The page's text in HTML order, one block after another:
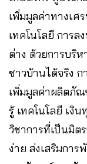
เพิ่มมูลค่าทางเศ
เทคโนโลยี การ
ต่าง ด้วยการบริห
ชาวบ้านได้จริง
เพิ่มมูลค่าผลิตภั
รู้ เทคโนโลยี เงิ
วิชาการที่เป็นมิต
ง่าย ส่งเสริมกา